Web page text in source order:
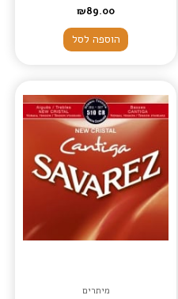
₪89.00
הוספה לסל
מיתרים